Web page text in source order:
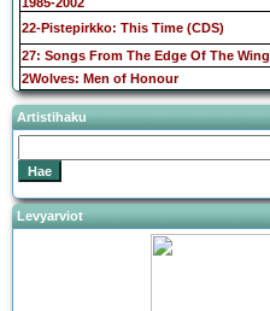
22-Pistepirkko: This Time (CDS)
27: Songs From The Edge Of The Wing
2Wolves: Men of Honour
Artistihaku
Levyarviot